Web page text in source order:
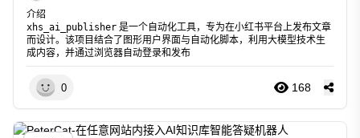
介绍
xhs_ai_publisher 是一个自动化工具，专为在小红书平台上发布文章
而设计。该项目结合了图形用户界面与自动化脚本，利用大模型技术生
成内容，并通过浏览器自动登录和发布
0 168